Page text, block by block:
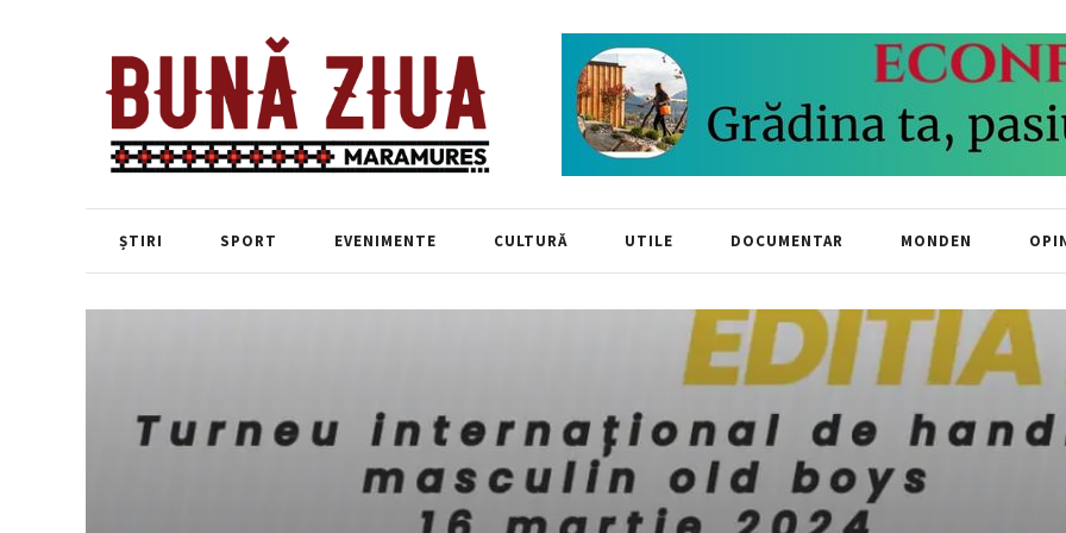
ȘTIRI SPORT EVENIMENTE CULTURĂ UTILE DOCUMENTAR MONDEN